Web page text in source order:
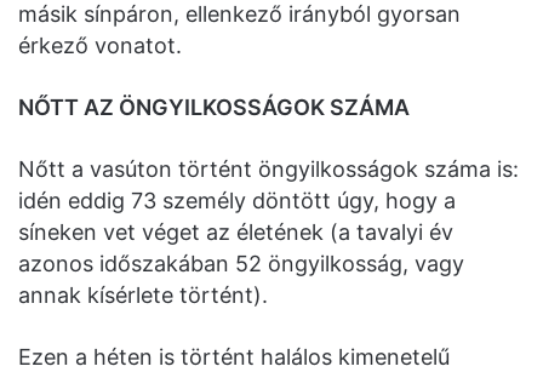
másik sínpáron, ellenkező irányból gyorsan
érkező vonatot.
NŐTT AZ ÖNGYILKOSSÁGOK SZÁMA
Nőtt a vasúton történt öngyilkosságok száma is:
idén eddig 73 személy döntött úgy, hogy a
síneken vet véget az életének (a tavalyi év
azonos időszakában 52 öngyilkosság, vagy
annak kísérlete történt).
Ezen a héten is történt halálos kimenetelű